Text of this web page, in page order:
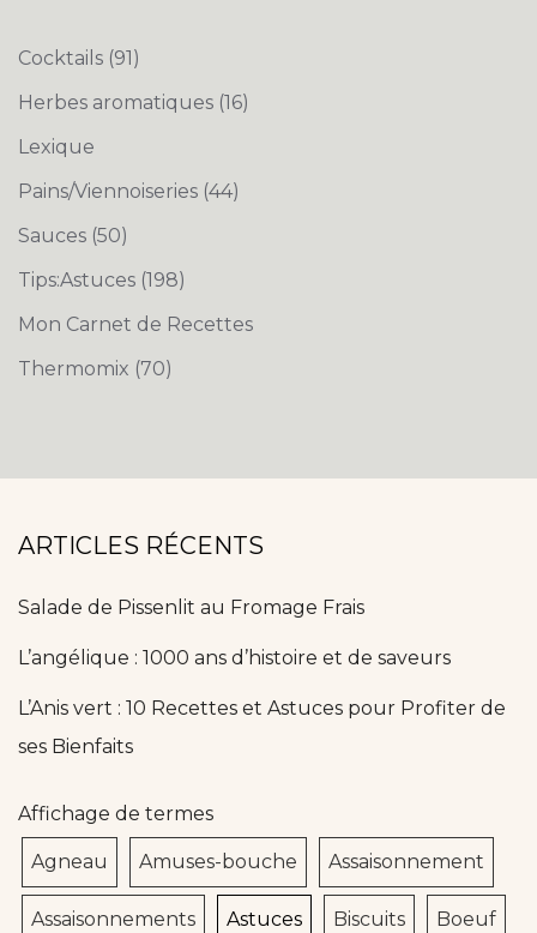
Cocktails (91)
Herbes aromatiques (16)
Lexique
Pains/Viennoiseries (44)
Sauces (50)
Tips:Astuces (198)
Mon Carnet de Recettes
Thermomix (70)
ARTICLES RÉCENTS
Salade de Pissenlit au Fromage Frais
L’angélique : 1000 ans d’histoire et de saveurs
L’Anis vert : 10 Recettes et Astuces pour Profiter de
ses Bienfaits
Affichage de termes
Agneau Amuses-bouche Assaisonnement
Assaisonnements Astuces Biscuits Boeuf